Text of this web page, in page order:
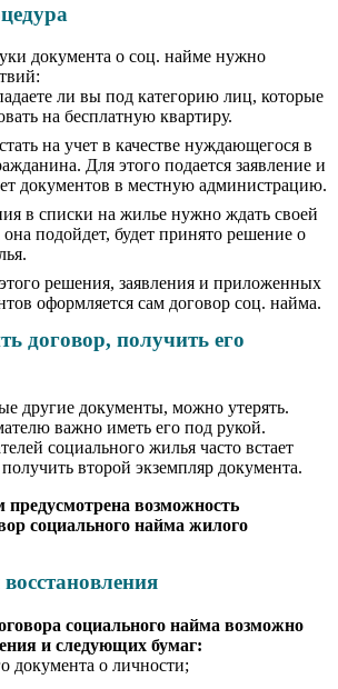
документа о соц. найме нужно
ли вы под категорию лиц, которые
на бесплатную квартиру.
на учет в качестве нуждающегося в
Для этого подается заявление и
документов в местную администрацию.
в списки на жилье нужно ждать своей
подойдет, будет принято решение о
решения, заявления и приложенных
оформляется сам договор соц. найма.
договор, получить его
другие документы, можно утерять.
важно иметь его под рукой.
социального жилья часто встает
второй экземпляр документа.
предусмотрена возможность
социального найма жилого
социального найма возможно
и следующих бумаг:
документа о личности;